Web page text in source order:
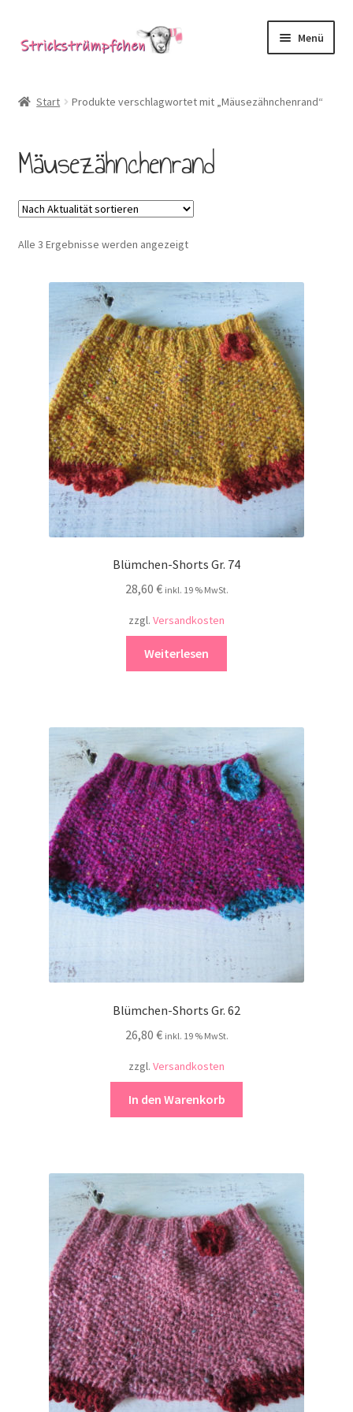
Navigation
Inhalt
Menü
Donegal-Jäckchen & Pullis
Spielhosen & Mützen
Karten
Über Strickstrümpfchen
Kontakt
Start Produkte verschlagwortet mit „Mäusezähnchenrand“
Mäusezähnchenrand
Alle 3 Ergebnisse werden angezeigtNach
Blümchen-Shorts Gr. 74
28,60 € inkl. 19 % MwSt.
zzgl. Versandkosten
Weiterlesen
Blümchen-Shorts Gr. 62
26,80 € inkl. 19 % MwSt.
zzgl. Versandkosten
In den Warenkorb